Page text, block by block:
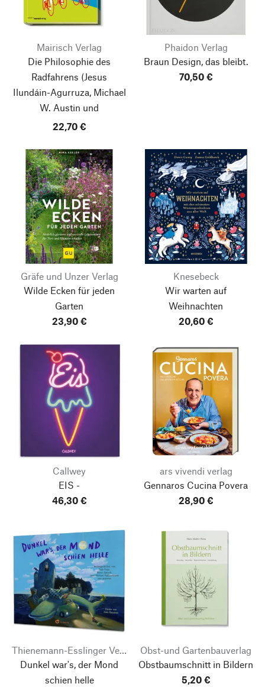
Mairisch Verlag
Die Philosophie des
Radfahrens (Jesus
Ilundáin-Agurruza, Michael
W. Austin und
PeternReichenbach)
22,70 €
Phaidon Verlag
Braun Design, das bleibt.
70,50 €
Gräfe und Unzer Verlag
Wilde Ecken für jeden
Garten
23,90 €
Knesebeck
Wir warten auf
Weihnachten
20,60 €
Callwey
EIS -
46,30 €
ars vivendi verlag
Gennaros Cucina Povera
28,90 €
Thienemann-Esslinger Verlag
Dunkel war's, der Mond
schien helle
Obst-und Gartenbauverlag
Obstbaumschnitt in Bildern
5,20 €